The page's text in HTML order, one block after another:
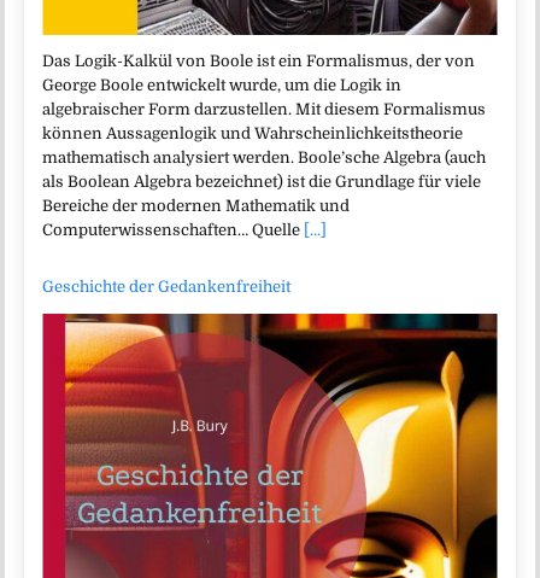
Das Logik-Kalkül von Boole ist ein Formalismus, der von
George Boole entwickelt wurde, um die Logik in
algebraischer Form darzustellen. Mit diesem Formalismus
können Aussagenlogik und Wahrscheinlichkeitstheorie
mathematisch analysiert werden. Boole’sche Algebra (auch
als Boolean Algebra bezeichnet) ist die Grundlage für viele
Bereiche der modernen Mathematik und
Computerwissenschaften… Quelle [...]
Geschichte der Gedankenfreiheit